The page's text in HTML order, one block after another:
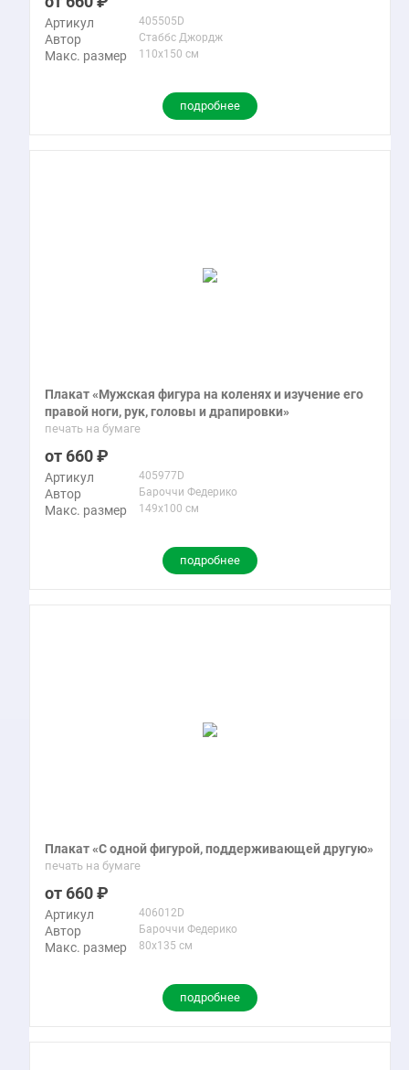
Артикул 405505D
Автор Стаббс Джордж
Макс. размер 110x150 см
подробнее
Плакат «Мужская фигура на коленях и изучение его
правой ноги, рук, головы и драпировки»
печать на бумаге
660
Артикул 405977D
Автор Бароччи Федерико
Макс. размер 149x100 см
подробнее
Плакат «С одной фигурой, поддерживающей другую»
печать на бумаге
660
Артикул 406012D
Автор Бароччи Федерико
Макс. размер 80x135 см
подробнее